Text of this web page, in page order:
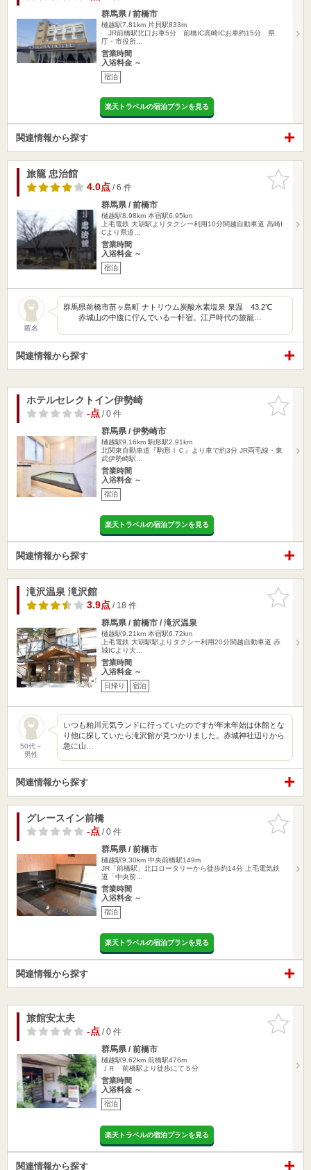
群馬県 / 前橋市
樋越駅7.81km 片貝駅833m
JR前橋駅北口お車5分 前橋IC高崎ICお車約15分 県
庁・市役所…
営業時間
入浴料金 ～
宿泊
楽天トラベルの宿泊プランを見る
関連情報から探す
お気に入
りに追加
旅籠 忠治館
4.0点/ 6 件
群馬県 / 前橋市
樋越駅8.98km 本宿駅6.95km
上毛電鉄 大胡駅よりタクシー利用10分関越自動車道 高崎I
Cより県道…
営業時間
入浴料金 ～
宿泊
匿名
群馬県前橋市苗ヶ島町 ナトリウム炭酸水素塩泉 泉温 43.2℃
赤城山の中腹に佇んでいる一軒宿。江戸時代の旅籠…
関連情報から探す
お気に入
りに追加
ホテルセレクトイン伊勢崎
-点/ 0 件
群馬県 / 伊勢崎市
樋越駅9.16km 駒形駅2.91km
北関東自動車道『駒形ＩＣ』より車で約3分 JR両毛線・東
武伊勢崎駅…
営業時間
入浴料金 ～
宿泊
楽天トラベルの宿泊プランを見る
関連情報から探す
お気に入
りに追加
滝沢温泉 滝沢館
3.9点/ 18 件
群馬県 / 前橋市 / 滝沢温泉
樋越駅9.21km 本宿駅6.72km
上毛電鉄 大胡駅駅よりタクシー利用20分関越自動車道 赤
城ICより大…
営業時間
入浴料金 ～
日帰り 宿泊
50代～
男性
いつも粕川元気ランドに行っていたのですが年末年始は休館とな
り他に探していたら滝沢館が見つかりました。赤城神社辺りから
急に山…
関連情報から探す
お気に入
りに追加
グレースイン前橋
-点/ 0 件
群馬県 / 前橋市
樋越駅9.30km 中央前橋駅149m
JR「前橋駅」北口ロータリーから徒歩約14分 上毛電気鉄
道「中央前…
営業時間
入浴料金 ～
宿泊
楽天トラベルの宿泊プランを見る
関連情報から探す
お気に入
りに追加
旅館安太夫
-点/ 0 件
群馬県 / 前橋市
樋越駅9.62km 前橋駅476m
ＪＲ 前橋駅より徒歩にて５分
営業時間
入浴料金 ～
宿泊
楽天トラベルの宿泊プランを見る
関連情報から探す